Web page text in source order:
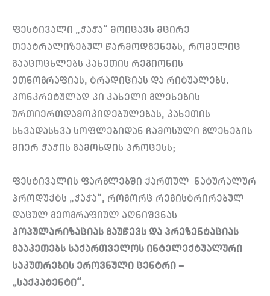
ფესტივალი „ჭაჭა“ მოიცავს მცირე
თეატრალიზებულ წარმოდგენებს, რომელიც
გააცოცხლებს კახეთის რეგიონის
ეთნოგრაფიას, ტრადიციას და რიტუალებს.
კონკრეტულად კი კახელი გლეხების
ურთიერთდამოკიდებულებას, კახეთის
სხვადასხვა სოფლებიდან ჩამოსული გლეხების
მიერ ჭაჭის გამოხდის პროცესს;
ფესტივალის ფარგლებში ქართულ ნატურალურ
პროდუქტს „ჭაჭა“, როგორც რეგისტრირებულ
დაცულ გეოგრაფიულ აღნიშვნას
პოპულარიზაციას გაუწევს და პრეზენტაციას
გააკეთებს საქართველოს ინტელექტუალური
საკუთრების ეროვნული ცენტრი –
„საქპატენტი“.